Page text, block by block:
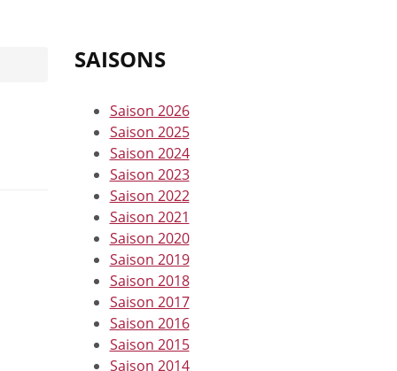
SAISONS
Saison 2026
Saison 2025
Saison 2024
Saison 2023
Saison 2022
Saison 2021
Saison 2020
Saison 2019
Saison 2018
Saison 2017
Saison 2016
Saison 2015
Saison 2014